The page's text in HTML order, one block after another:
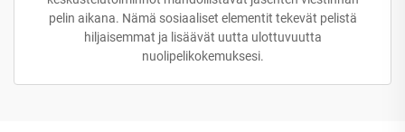
pelin aikana. Nämä sosiaaliset elementit tekevät pelistä
hiljaisemmat ja lisäävät uutta ulottuvuutta
nuolipelikokemuksesi.